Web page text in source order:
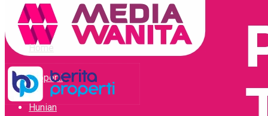
Tulisan Saya
Logout
Home
Properti
Hunian